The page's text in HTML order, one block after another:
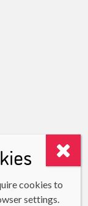
cookies to
settings.